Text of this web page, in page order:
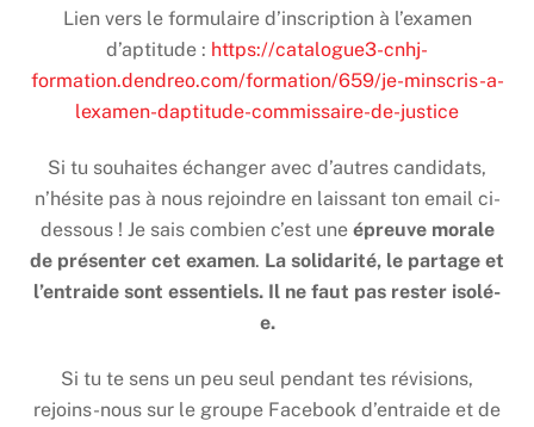
Lien vers le formulaire d’inscription à l’examen
d’aptitude : https://catalogue3-cnhj-
formation.dendreo.com/formation/659/je-minscris-a-
lexamen-daptitude-commissaire-de-justice
Si tu souhaites échanger avec d’autres candidats,
n’hésite pas à nous rejoindre en laissant ton email ci-
dessous ! Je sais combien c’est une épreuve morale
de présenter cet examen. La solidarité, le partage et
l’entraide sont essentiels. Il ne faut pas rester isolé-
e.
Si tu te sens un peu seul pendant tes révisions,
rejoins-nous sur le groupe Facebook d’entraide et de